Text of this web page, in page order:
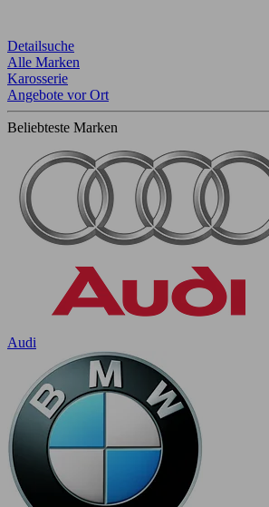
Detailsuche
Alle Marken
Karosserie
Angebote vor Ort
Beliebteste Marken
Audi